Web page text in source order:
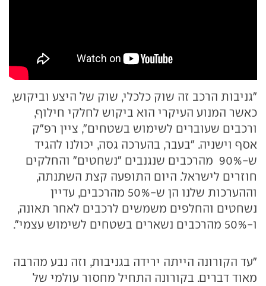
"גניבות הרכב זה שוק כלכלי, שוק של היצע וביקוש,
כאשר המנוע העיקרי הוא ביקוש לחלקי חילוף,
ורכבים שעוברים לשימוש בשטחים", ציין רפ"ק
אסף וישניה. "בעבר, בהערכה גסה, יכולנו להגיד
ש-90% מהרכבים שנגנבים "נשחטים" והחלקים
חוזרים לישראל. היום התופעה קצת השתנתה,
וההערכות שלנו הן ש-50% מהרכבים, עדיין
נשחטים והחלפים משמשים לרכבים לאחר תאונה,
ו-50% מהרכבים נשארים בשטחים לשימוש עצמי".
"עד הקורונה הייתה ירידה בגניבות, וזה נבע מהרבה
מאוד דברים. בקורונה התחיל מחסור עולמי של